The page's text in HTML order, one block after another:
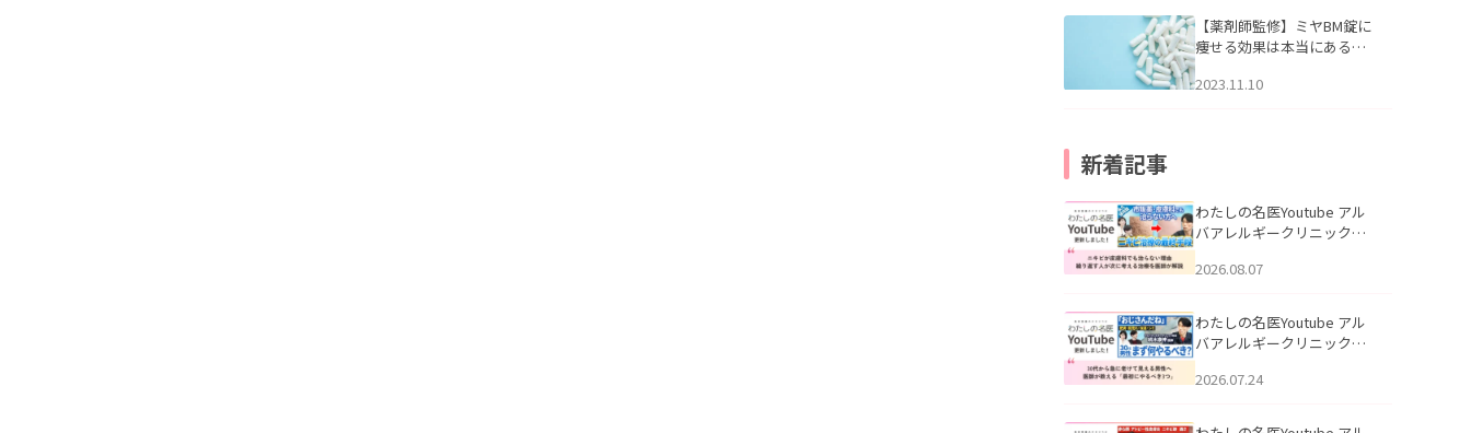
【薬剤師監修】ミヤBM錠に
痩せる効果は本当にある
2023.11.10
新着記事
わたしの名医Youtube アル
バアレルギークリニック札
らない理由｜繰り返す人が
説」を公開いたしました。
2026.08.07
わたしの名医Youtube アル
バアレルギークリニック札
える男性へ｜医師が教える
公開いたしました。
2026.07.24